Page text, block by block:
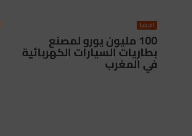
افريقيا
100 مليون يورو لمصنع
بطاريات السيارات الكهربائية
في المغرب